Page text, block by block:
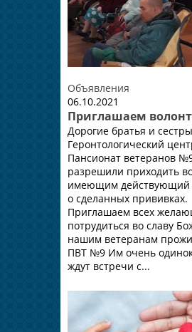
Объявления
06.10.2021
Приглашаем
Дорогие братья и
Геронтологический
Пансионат ветеранов
разрешили приходить
имеющим действующий
о сделанных прививках.
Приглашаем всех
потрудиться во славу
нашим ветеранам
ПВТ №9 Им очень
ждут встречи с...